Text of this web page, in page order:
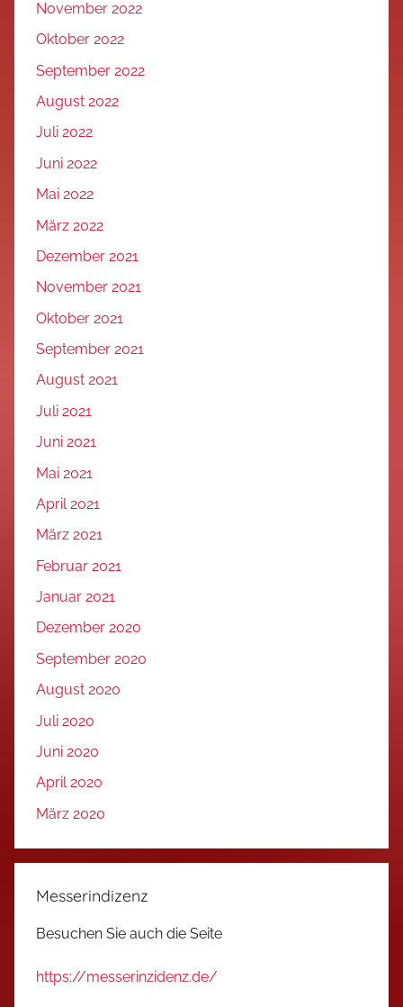
November 2022
Oktober 2022
September 2022
August 2022
Juli 2022
Juni 2022
Mai 2022
März 2022
Dezember 2021
November 2021
Oktober 2021
September 2021
August 2021
Juli 2021
Juni 2021
Mai 2021
April 2021
März 2021
Februar 2021
Januar 2021
Dezember 2020
September 2020
August 2020
Juli 2020
Juni 2020
April 2020
März 2020
Messerindizenz
Besuchen Sie auch die Seite
https://messerinzidenz.de/